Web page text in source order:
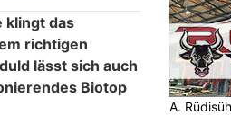
klingt das
richtigen
lässt sich auch
Biotop
A.